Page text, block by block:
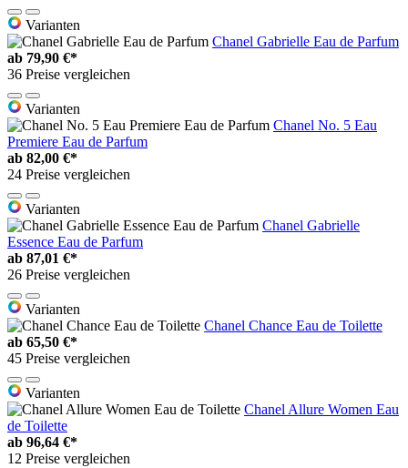
Varianten
Chanel Gabrielle Eau de Parfum
ab 79,90 €*
36 Preise vergleichen
Varianten
Chanel No. 5 Eau
Premiere Eau de Parfum
ab 82,00 €*
24 Preise vergleichen
Varianten
Chanel Gabrielle
Essence Eau de Parfum
ab 87,01 €*
26 Preise vergleichen
Varianten
Chanel Chance Eau de Toilette
ab 65,50 €*
45 Preise vergleichen
Varianten
Chanel Allure Women Eau
de Toilette
ab 96,64 €*
12 Preise vergleichen